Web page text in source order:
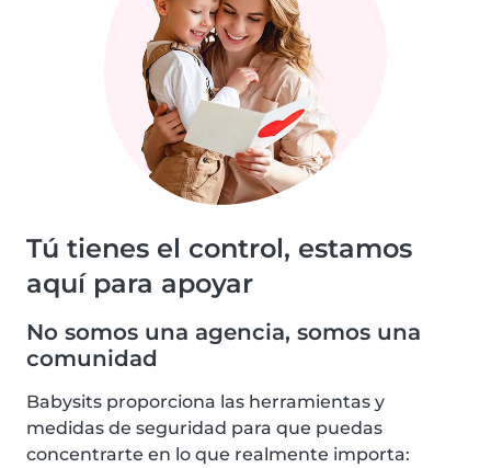
Tú tienes el control, estamos
aquí para apoyar
No somos una agencia, somos una
comunidad
Babysits proporciona las herramientas y
medidas de seguridad para que puedas
concentrarte en lo que realmente importa: